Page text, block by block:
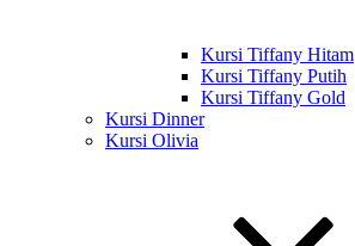
Kursi Tiffany Hitam
Kursi Tiffany Putih
Kursi Tiffany Gold
Kursi Dinner
Kursi Olivia